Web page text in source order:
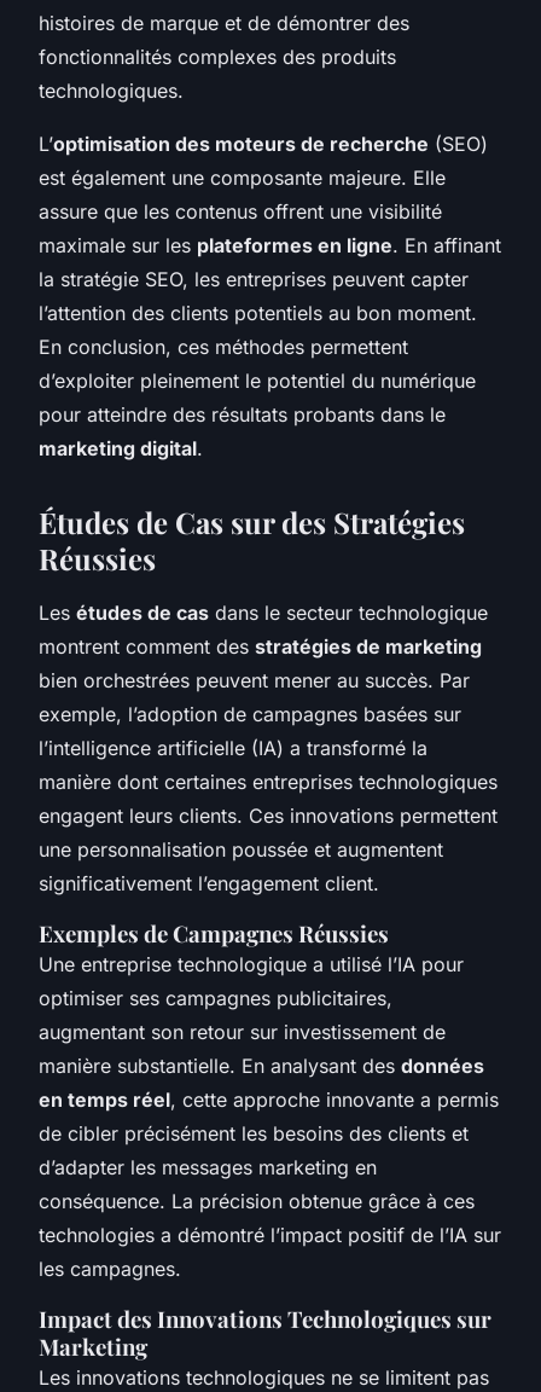
histoires de marque et de démontrer des
fonctionnalités complexes des produits
technologiques.
L’optimisation des moteurs de recherche (SEO)
est également une composante majeure. Elle
assure que les contenus offrent une visibilité
maximale sur les plateformes en ligne. En affinant
la stratégie SEO, les entreprises peuvent capter
l’attention des clients potentiels au bon moment.
En conclusion, ces méthodes permettent
d’exploiter pleinement le potentiel du numérique
pour atteindre des résultats probants dans le
marketing digital.
Études de Cas sur des Stratégies
Réussies
Les études de cas dans le secteur technologique
montrent comment des stratégies de marketing
bien orchestrées peuvent mener au succès. Par
exemple, l’adoption de campagnes basées sur
l’intelligence artificielle (IA) a transformé la
manière dont certaines entreprises technologiques
engagent leurs clients. Ces innovations permettent
une personnalisation poussée et augmentent
significativement l’engagement client.
Exemples de Campagnes Réussies
Une entreprise technologique a utilisé l’IA pour
optimiser ses campagnes publicitaires,
augmentant son retour sur investissement de
manière substantielle. En analysant des données
en temps réel, cette approche innovante a permis
de cibler précisément les besoins des clients et
d’adapter les messages marketing en
conséquence. La précision obtenue grâce à ces
technologies a démontré l’impact positif de l’IA sur
les campagnes.
Impact des Innovations Technologiques sur
Marketing
Les innovations technologiques ne se limitent pas